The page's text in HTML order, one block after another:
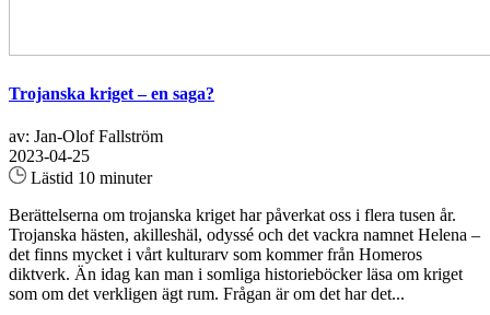
Trojanska kriget – en saga?
av: Jan-Olof Fallström
2023-04-25
Lästid 10 minuter
Berättelserna om trojanska kriget har påverkat oss i flera tusen år.
Trojanska hästen, akilleshäl, odyssé och det vackra namnet Helena –
det finns mycket i vårt kulturarv som kommer från Homeros
diktverk. Än idag kan man i somliga historieböcker läsa om kriget
som om det verkligen ägt rum. Frågan är om det har det...